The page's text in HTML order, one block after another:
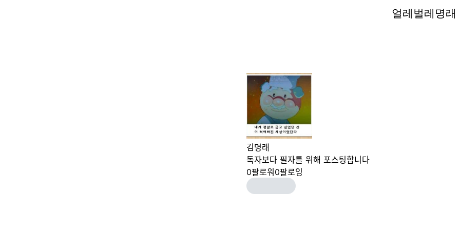
얼레벌레명
얼레벌레명
김명래
독자보다 필자를 위해 포스팅합니다
0팔로워 0팔로잉